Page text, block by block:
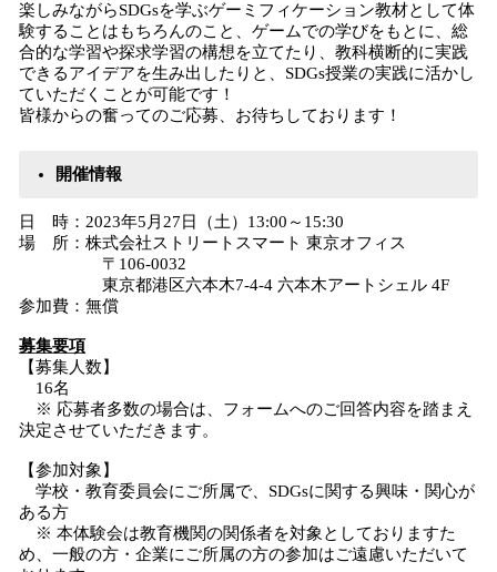
楽しみながらSDGsを学ぶゲーミフィケーション教材として体
験することはもちろんのこと、ゲームでの学びをもとに、総
合的な学習や探求学習の構想を立てたり、教科横断的に実践
できるアイデアを生み出したりと、SDGs授業の実践に活かし
ていただくことが可能です！
皆様からの奮ってのご応募、お待ちしております！
開催情報
日 時：2023年5月27日（土）13:00～15:30
場 所：株式会社ストリートスマート 東京オフィス
〒106-0032
東京都港区六本木7-4-4 六本木アートシェル 4F
参加費：無償
募集要項
【募集人数】
16名
※ 応募者多数の場合は、フォームへのご回答内容を踏まえ
決定させていただきます。
【参加対象】
学校・教育委員会にご所属で、SDGsに関する興味・関心が
ある方
※ 本体験会は教育機関の関係者を対象としておりますた
め、一般の方・企業にご所属の方の参加はご遠慮いただいて